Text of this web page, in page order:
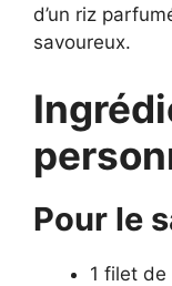
d’un riz
savoureux.
Pour le
1 filet